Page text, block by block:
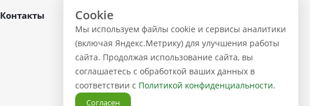
Контакты
ЗАКАЗАТЬ ЗВОНОК
Cookie
Мы используем файлы cookie и сервисы аналитики
(включая Яндекс.Метрику) для улучшения работы
сайта. Продолжая использование сайта, вы
соглашаетесь с обработкой ваших данных в
соответствии с Политикой конфиденциальности.
Согласен